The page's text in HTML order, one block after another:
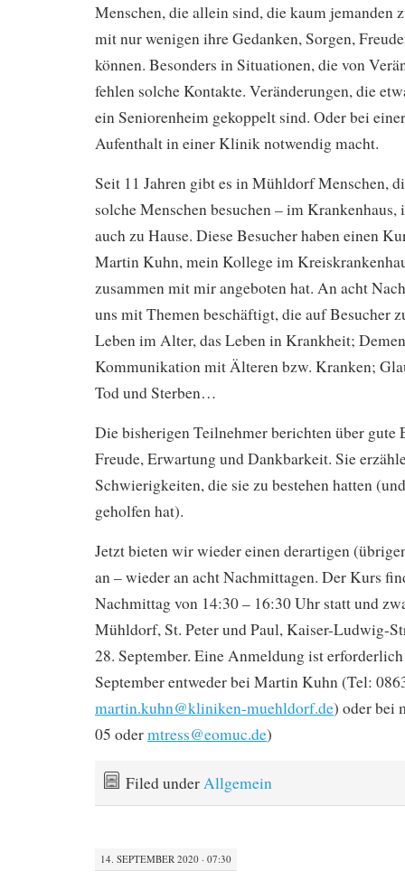
Menschen, die allein sind, die kaum jemanden
mit nur wenigen ihre Gedanken, Sorgen,
können. Besonders in Situationen, die von
fehlen solche Kontakte. Veränderungen, die
ein Seniorenheim gekoppelt sind. Oder bei
Aufenthalt in einer Klinik notwendig macht.
Seit 11 Jahren gibt es in Mühldorf Menschen,
solche Menschen besuchen – im
auch zu Hause. Diese Besucher haben einen
Martin Kuhn, mein Kollege im
zusammen mit mir angeboten hat. An acht
uns mit Themen beschäftigt, die auf Besucher
Leben im Alter, das Leben in Krankheit;
Kommunikation mit Älteren bzw. Kranken;
Tod und Sterben…
Die bisherigen Teilnehmer berichten über gute
Freude, Erwartung und Dankbarkeit. Sie
Schwierigkeiten, die sie zu bestehen hatten
geholfen hat).
Jetzt bieten wir wieder einen derartigen
an – wieder an acht Nachmittagen. Der Kurs
Nachmittag von 14:30 – 16:30 Uhr statt und
Mühldorf, St. Peter und Paul, Kaiser-Ludwig-
28. September. Eine Anmeldung ist
September entweder bei Martin Kuhn (Tel:
martin.kuhn@kliniken-muehldorf.de) oder bei
05 odermtress@eomuc.de)
Filed underAllgemein
14. SEPTEMBER 2020 · 07:30